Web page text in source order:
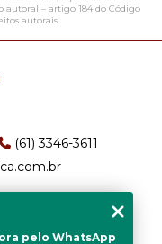
autoral – artigo 184 do Código
autorais.
(61) 3346-3611
pelo WhatsApp